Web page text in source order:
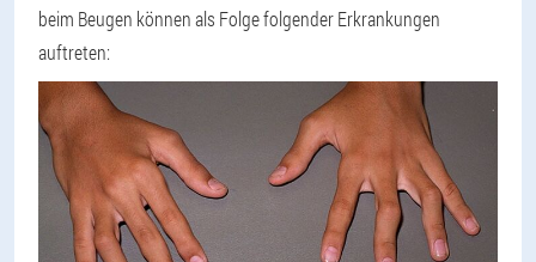
beim Beugen können als Folge folgender Erkrankungen
auftreten: